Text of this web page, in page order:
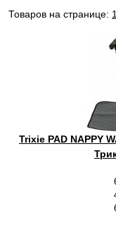
Товаров на странице:
Trixie PAD NAPPY